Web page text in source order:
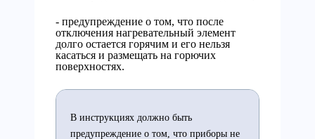
- предупреждение о том, что после
отключения нагревательный элемент
долго остается горячим и его нельзя
касаться и размещать на горючих
поверхностях.
В инструкциях должно быть
предупреждение о том, что приборы не